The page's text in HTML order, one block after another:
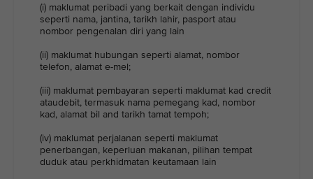
(i) maklumat peribadi yang berkait dengan individu
seperti nama, jantina, tarikh lahir, pasport atau
nombor pengenalan diri yang lain
(ii) maklumat hubungan seperti alamat, nombor
telefon, alamat e-mel;
(iii) maklumat pembayaran seperti maklumat kad credit
ataudebit, termasuk nama pemegang kad, nombor
kad, alamat bil and tarikh tamat tempoh;
(iv) maklumat perjalanan seperti maklumat
penerbangan, keperluan makanan, pilihan tempat
duduk atau perkhidmatan keutamaan lain